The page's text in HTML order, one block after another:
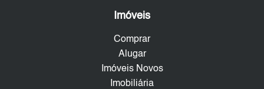
Imóveis
Comprar
Alugar
Imóveis Novos
Imobiliária